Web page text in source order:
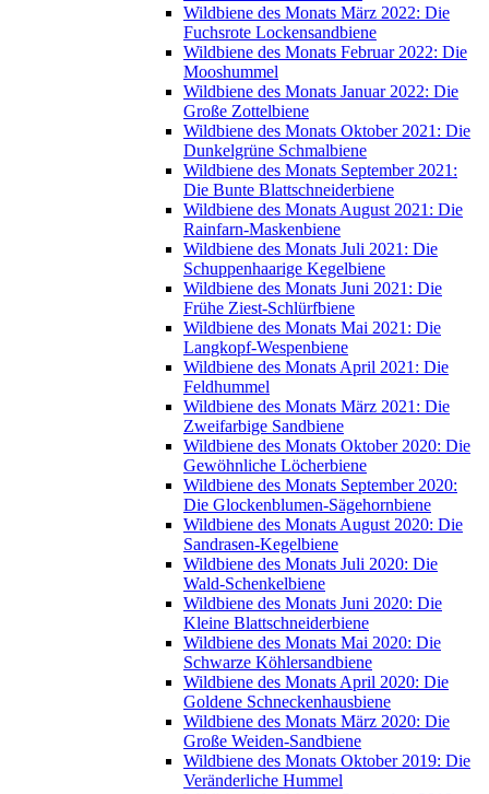
Wildbiene des Monats März 2022: Die
Fuchsrote Lockensandbiene
Wildbiene des Monats Februar 2022: Die
Mooshummel
Wildbiene des Monats Januar 2022: Die
Große Zottelbiene
Wildbiene des Monats Oktober 2021: Die
Dunkelgrüne Schmalbiene
Wildbiene des Monats September 2021:
Die Bunte Blattschneiderbiene
Wildbiene des Monats August 2021: Die
Rainfarn-Maskenbiene
Wildbiene des Monats Juli 2021: Die
Schuppenhaarige Kegelbiene
Wildbiene des Monats Juni 2021: Die
Frühe Ziest-Schlürfbiene
Wildbiene des Monats Mai 2021: Die
Langkopf-Wespenbiene
Wildbiene des Monats April 2021: Die
Feldhummel
Wildbiene des Monats März 2021: Die
Zweifarbige Sandbiene
Wildbiene des Monats Oktober 2020: Die
Gewöhnliche Löcherbiene
Wildbiene des Monats September 2020:
Die Glockenblumen-Sägehornbiene
Wildbiene des Monats August 2020: Die
Sandrasen-Kegelbiene
Wildbiene des Monats Juli 2020: Die
Wald-Schenkelbiene
Wildbiene des Monats Juni 2020: Die
Kleine Blattschneiderbiene
Wildbiene des Monats Mai 2020: Die
Schwarze Köhlersandbiene
Wildbiene des Monats April 2020: Die
Goldene Schneckenhausbiene
Wildbiene des Monats März 2020: Die
Große Weiden-Sandbiene
Wildbiene des Monats Oktober 2019: Die
Veränderliche Hummel